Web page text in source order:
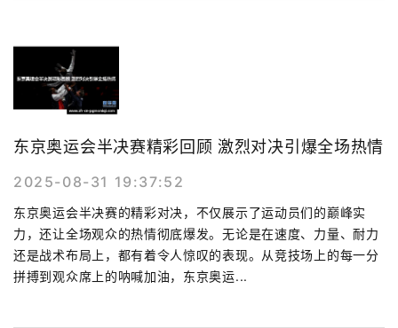
东京奥运会半决赛精彩回顾 激烈对决引爆全场热情
2025-08-31 19:37:52
东京奥运会半决赛的精彩对决，不仅展示了运动员们的巅峰实
力，还让全场观众的热情彻底爆发。无论是在速度、力量、耐力
还是战术布局上，都有着令人惊叹的表现。从竞技场上的每一分
拼搏到观众席上的呐喊加油，东京奥运...